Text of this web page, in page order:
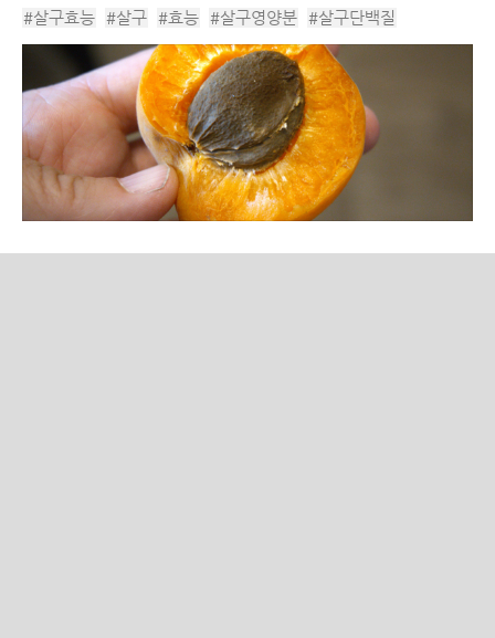
떠올리곤 합니다. 화려하고 달콤한 대형 과일들의 그늘에 가려져
#살구효능 #살구 #효능 #살구영양분 #살구단백질
#살구영양소 #과즙 #살구영양 #수박 #복숭아 #여름철
#여름철과일
#여름과일 #건살구 #제철과일 #단백질과일